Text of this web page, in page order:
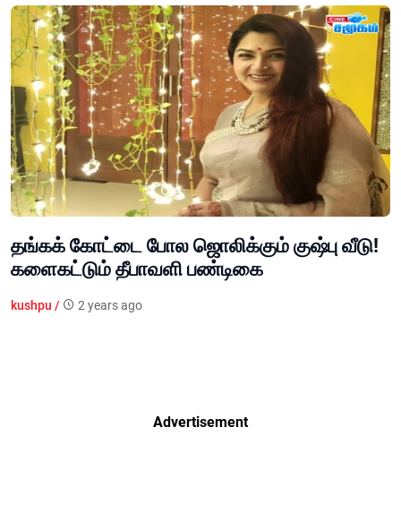
தங்கக் கோட்டை போல ஜொலிக்கும் குஷ்பு வீடு!
களைகட்டும் தீபாவளி பண்டிகை
kushpu / 2 years ago
Advertisement